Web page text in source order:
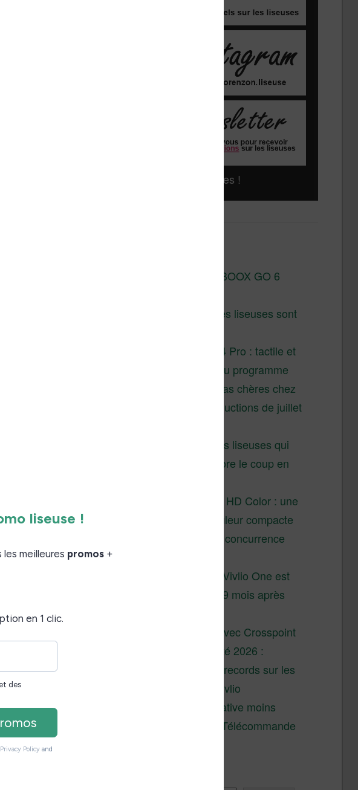
de
en
pour aller
les
Liseuses pas chères !
Test de la BOOX GO 6
Pourquoi les liseuses sont
XTEINK X4 Pro : tactile et
éclairage au programme
Liseuses pas chères chez
Vivlio – réductions de juillet
3 anciennes liseuses qui
valent encore le coup en
Vivlio Light HD Color : une
liseuse couleur compacte
à prix défiant toute concurrence
La liseuse Vivlio One est
un succès 9 mois après
XTEINK X4 : test avec Crosspoint
Soldes d’été 2026 :
réductions records sur les
liseuses Kobo et Vivlio
Une alternative moins
chère à la Télécommande